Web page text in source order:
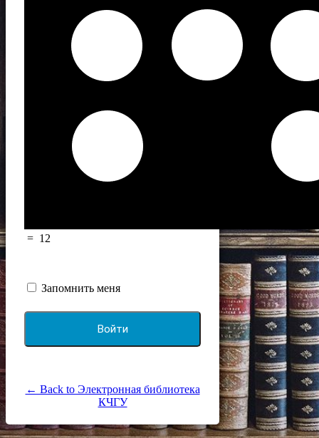
= 12
Запомнить меня
← Back to Электронная библиотека
КЧГУ